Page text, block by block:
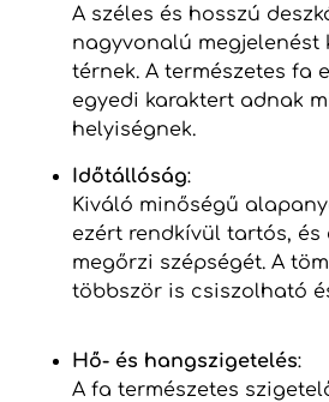
A széles és hosszú
nagyvonalú megjelenést
térnek. A természetes fa
egyedi karaktert adnak
helyiségnek.
Időtállóság:
Kiváló minőségű
ezért rendkívül tartós, és
megőrzi szépségét. A
többször is csiszolható
Hő- és hangszigetelés:
A fa természetes